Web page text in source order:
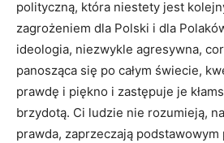
polityczną, która niestety jest
zagrożeniem dla Polski i dla
ideologia, niezwykle agresywna,
panosząca się po całym świecie,
prawdę i piękno i zastępuje je
brzydotą. Ci ludzie nie rozumieją,
prawda, zaprzeczają